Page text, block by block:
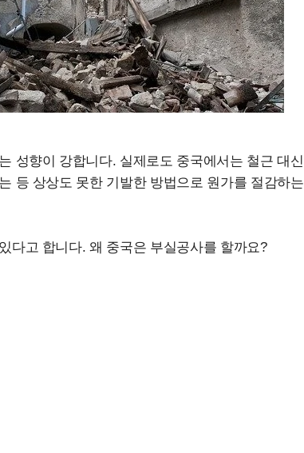
성향이 강합니다. 실제로도 중국에서는 철근 대신
등 상상도 못한 기발한 방법으로 원가를 절감하는
다고 합니다. 왜 중국은 부실공사를 할까요?